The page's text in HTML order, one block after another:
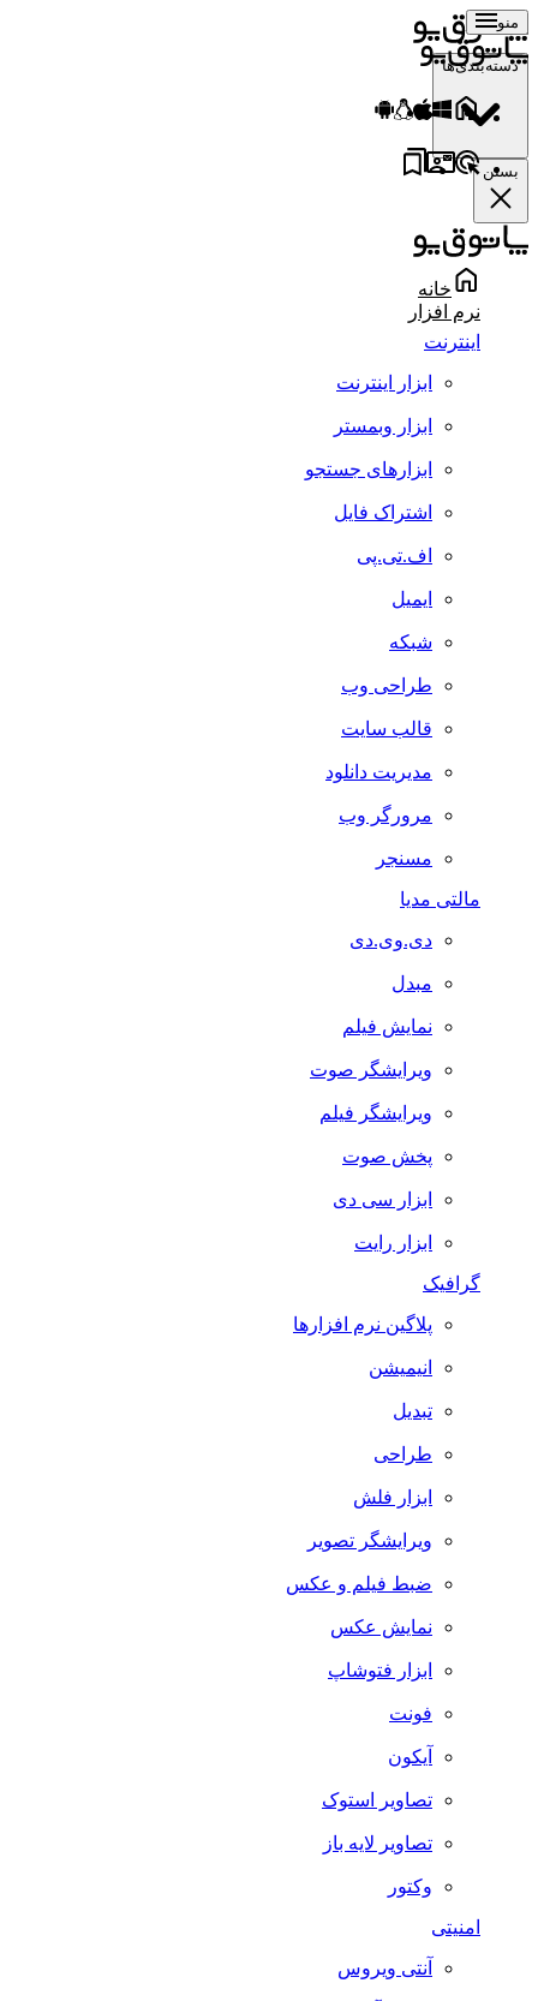
منو
دسته‌بندی‌ها
بستن
خانه
نرم افزار
اینترنت
ابزار اینترنت
ابزار وبمستر
ابزارهای جستجو
اشتراک فایل
اف.تی.پی
ایمیل
شبکه
طراحی وب
قالب سایت
مدیریت دانلود
مرورگر وب
مسنجر
مالتی مدیا
دی.وی.دی
مبدل
نمایش فیلم
ویرایشگر صوت
ویرایشگر فیلم
پخش صوت
ابزار سی دی
ابزار رایت
گرافیک
پلاگین نرم افزارها
انیمیشن
تبدیل
طراحی
ابزار فلش
ویرایشگر تصویر
ضبط فيلم و عكس
نمایش عکس
ابزار فتوشاپ
فونت
آیکون
تصاویر استوک
تصاویر لایه باز
وکتور
امنیتی
آنتی ویروس